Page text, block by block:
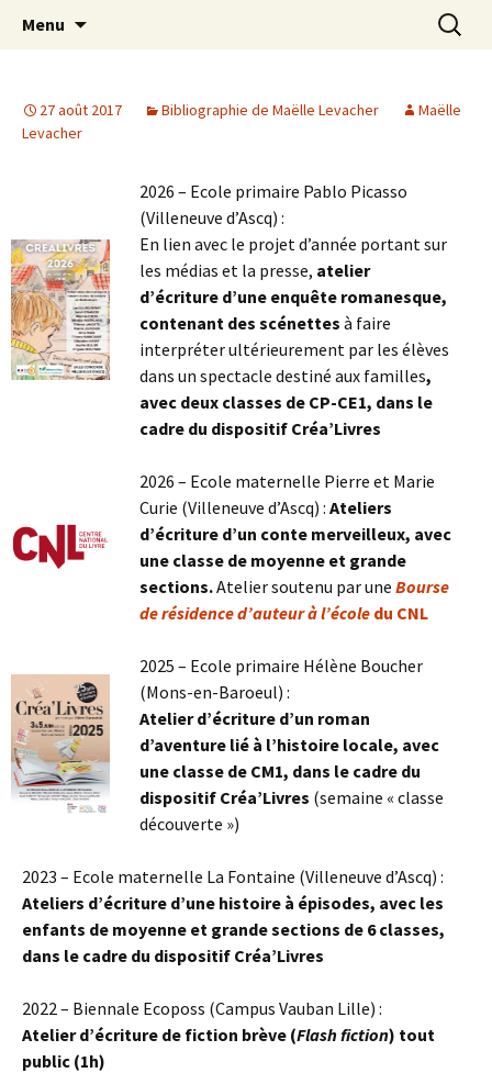
Maëlle Levacher
Menu
27 août 2017 Bibliographie de Maëlle Levacher
Maëlle
Levacher
2026 – Ecole primaire Pablo Picasso
(Villeneuve d’Ascq) :
En lien avec le projet d’année portant sur
les médias et la presse, atelier
d’écriture d’une enquête romanesque,
contenant des scénettes à faire
interpréter ultérieurement par les élèves
dans un spectacle destiné aux familles,
avec deux classes de CP-CE1, dans le
cadre du dispositif Créa’Livres
2026 – Ecole maternelle Pierre et Marie
Curie (Villeneuve d’Ascq) : Ateliers
d’écriture d’un conte merveilleux, avec
une classe de moyenne et grande
sections.Atelier soutenu par une Bourse
de résidence d’auteur à l’écoledu CNL
2025 – Ecole primaire Hélène Boucher
(Mons-en-Baroeul) :
Atelier d’écriture d’un roman
d’aventure lié à l’histoire locale, avec
une classe de CM1, dans le cadre du
dispositif Créa’Livres (semaine « classe
découverte »)
2023 – Ecole maternelle La Fontaine (Villeneuve d’Ascq) :
Ateliers d’écriture d’une histoire à épisodes, avec les
enfants de moyenne et grande sections de 6 classes,
dans le cadre du dispositif Créa’Livres
2022 – Biennale Ecoposs (Campus Vauban Lille) :
Atelier d’écriture de fiction brève (Flash fiction) tout
public (1h)